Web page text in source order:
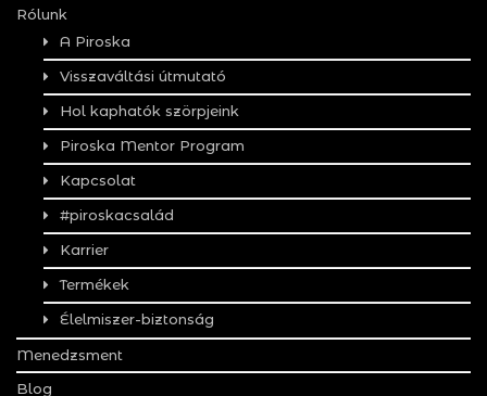
Rólunk
A Piroska
Visszaváltási útmutató
Hol kaphatók szörpjeink
Piroska Mentor Program
Kapcsolat
#piroskacsalád
Karrier
Termékek
Élelmiszer-biztonság
Menedzsment
Blog